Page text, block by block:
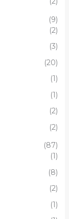
(9)
(2)
(3)
(20)
(1)
(1)
(2)
(2)
(87)
(1)
(8)
(2)
(1)